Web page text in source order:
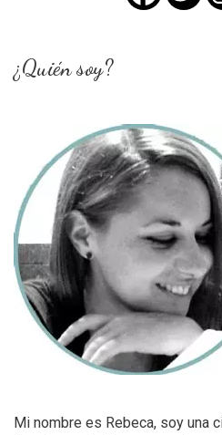
¿Quién soy?
Mi nombre es Rebeca, soy una